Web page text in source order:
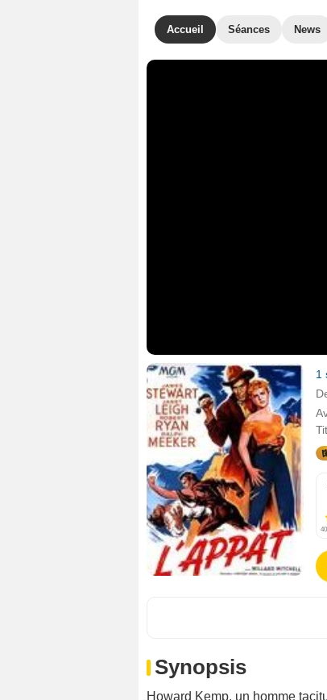
Accueil Séances News
1
Synopsis
Howard Kemp, un homme